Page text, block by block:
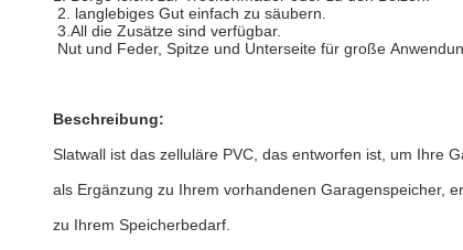
2. langlebiges Gut einfach zu säubern.
3.All die Zusätze sind verfügbar.
Nut und Feder, Spitze und Unterseite für große
Beschreibung:
Slatwall ist das zelluläre PVC, das entworfen ist, um Ihre
als Ergänzung zu Ihrem vorhandenen Garagenspeicher,
zu Ihrem Speicherbedarf.